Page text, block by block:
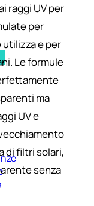
raggi UV per
per
e per
Le formule
ma
UV e
di filtri solari,
senza